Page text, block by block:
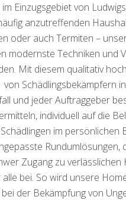
Einzugsgebiet von
anzutreffenden
oder auch Termiten –
modernste Techniken
Mit diesem qualitativ
von Schädlingsbekämpfern
und jeder Auftraggeber
individuell auf die
im
Zugang zu
bei. So wird unsere
bei der Bekämpfung von